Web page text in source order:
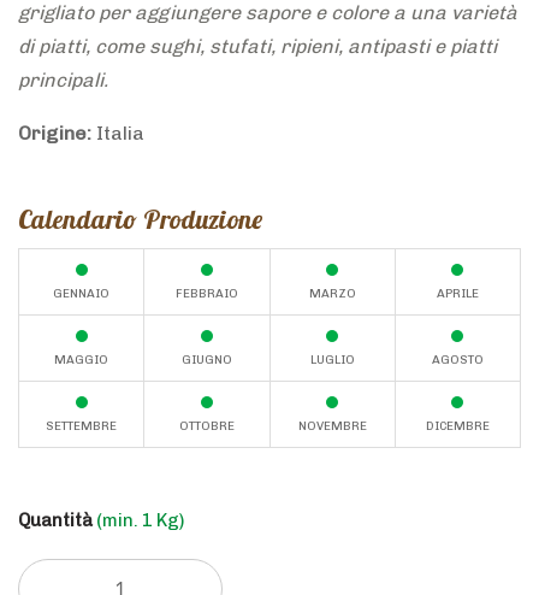
grigliato per aggiungere sapore e colore a una varietà
di piatti, come sughi, stufati, ripieni, antipasti e piatti
principali.
Origine: Italia
Calendario Produzione
GENNAIO FEBBRAIO MARZO APRILE
MAGGIO GIUGNO LUGLIO AGOSTO
SETTEMBRE OTTOBRE NOVEMBRE DICEMBRE
Quantità(min. 1 Kg)